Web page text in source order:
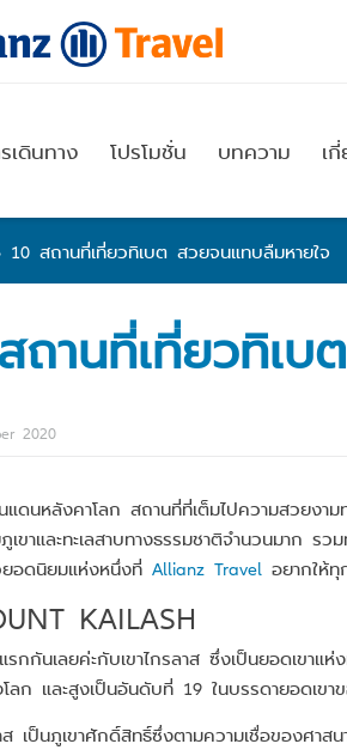
เดินทาง โปรโมชั่น บทความ เ
10 สถานที่เที่ยวทิเบต สวยจนแทบลืมหายใจ
ถานที่เที่ยวทิเบ
2020
แดนหลังคาโลก สถานที่ที่เต็มไปความสวยงา
เขาและทะเลสาบทางธรรมชาติจำนวนมาก
ยอดนิยมแห่งหนึ่งที่ Allianz Travel อยากให้ทุ
KAILASH
แรกกันเลยค่ะกับเขาไกรลาส ซึ่งเป็นยอดเข
ลก และสูงเป็นอันดับที่ 19 ในบรรดายอดเขา
ส เป็นภูเขาศักดิ์สิทธิ์ซึ่งตามความเชื่อของศาส